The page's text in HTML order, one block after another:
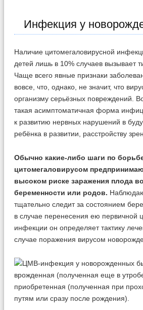
Инфекция у
Наличие цитомегаловирусной
детей лишь в 10% случаев вызывает
Чаще всего явные признаки
вовсе, что, однако, не значит, что
организму серьёзных повреждений.
такая асимптоматичная форма
к развитию нервных нарушений в
ребёнка в развитии, расстройству
Обычно какие-либо шаги по
цитомегаловирусом
высоком риске заражения плода
беременности или родов.
тщательно следит за состоянием
в случае перенесения ею первичной
инфекции он определяет тактику
случае поражения вирусом